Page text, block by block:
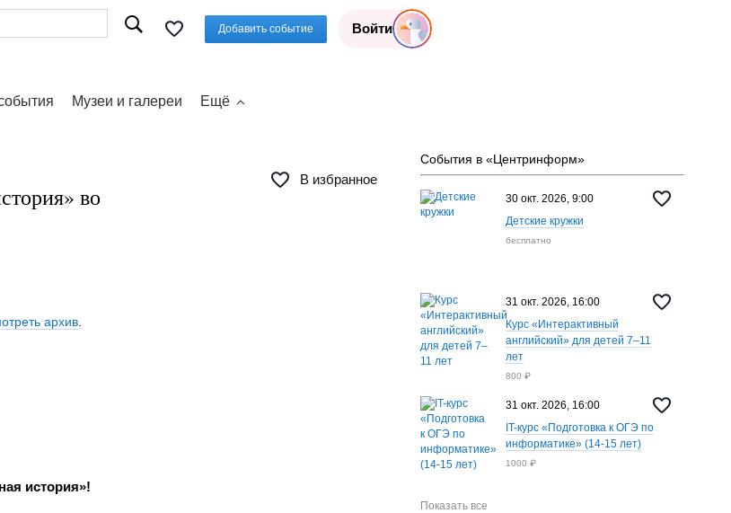
Добавить событие Войти
Музеи и галереи Ещё
В избранное
во
архив
история»!
События в «Центринформ»
30 окт. 2026, 9:00
Детские кружки
бесплатно
31 окт. 2026, 16:00
Курс «Интерактивный
английский» для детей 7–11
лет
800 ₽
31 окт. 2026, 16:00
IT-курс «Подготовка к ОГЭ по
информатике» (14-15 лет)
1000 ₽
Показать все